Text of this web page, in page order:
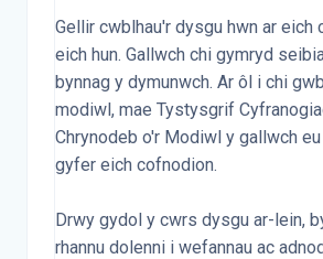
Gellir cwblhau'r dysgu hwn ar eich
eich hun. Gallwch chi gymryd
bynnag y dymunwch. Ar ôl i chi
modiwl, mae Tystysgrif
Chrynodeb o'r Modiwl y gallwch
gyfer eich cofnodion.
Drwy gydol y cwrs dysgu ar-lein,
rhannu dolenni i wefannau ac